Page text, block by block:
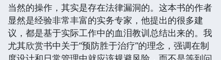
当然的操作，其实是存在法律漏洞的。这本书的作者
显然是经验非常丰富的实务专家，他提出的很多建
议，都是基于实际工作中的血泪教训总结出来的。我
尤其欣赏书中关于“预防胜于治疗”的理念，强调在制